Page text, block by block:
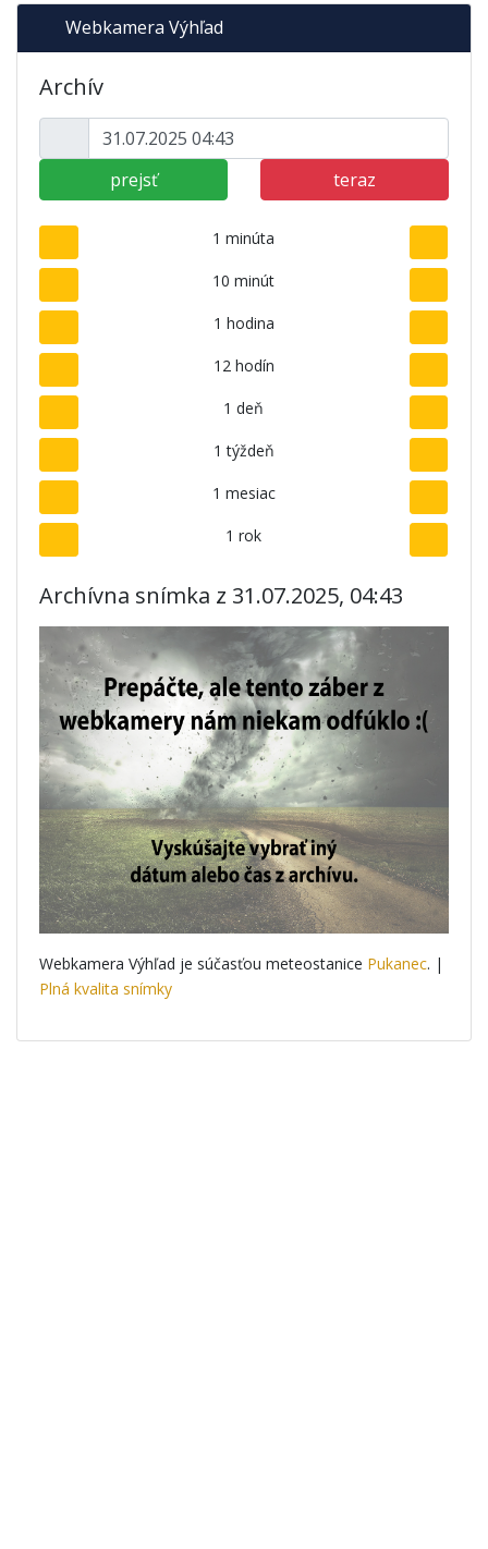
Webkamera Výhľad
Archív
prejsť teraz
1 minúta
10 minút
1 hodina
12 hodín
1 deň
1 týždeň
1 mesiac
1 rok
Archívna snímka z 31.07.2025, 04:43
Webkamera Výhľad je súčasťou meteostanice Pukanec. |
Plná kvalita snímky